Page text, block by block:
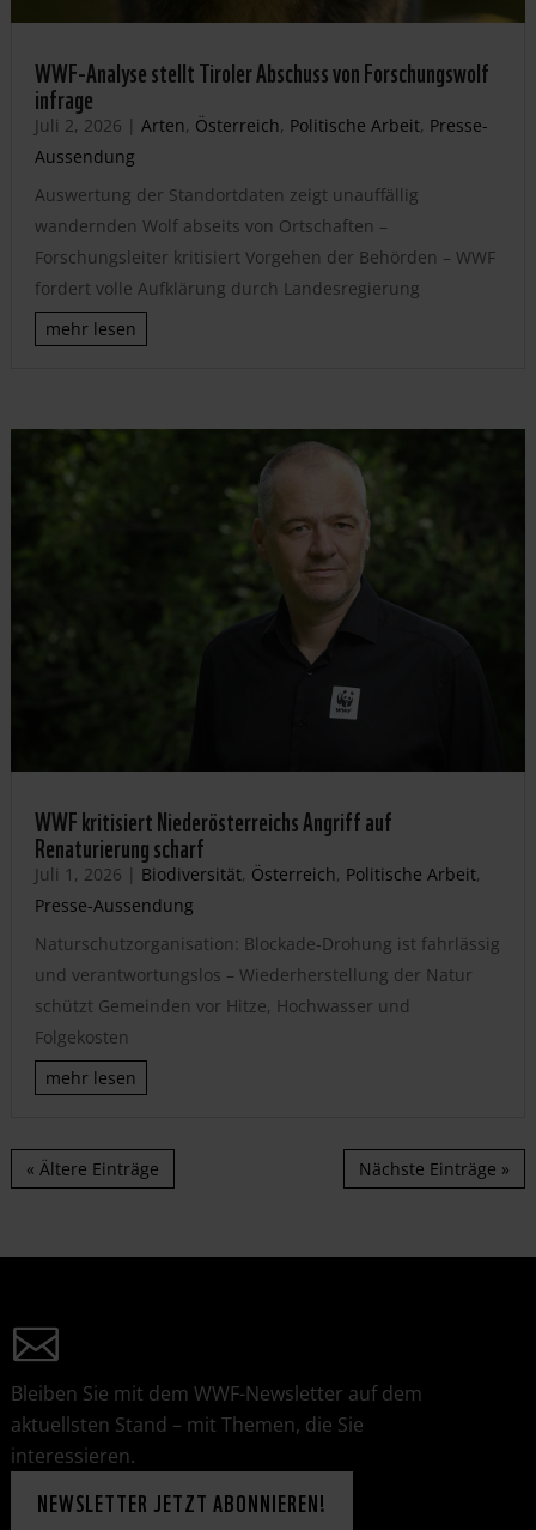
WWF-Analyse stellt Tiroler Abschuss von Forschungswolf
infrage
Juli 2, 2026 | Arten, Österreich, Politische Arbeit, Presse-
Aussendung
Auswertung der Standortdaten zeigt unauffällig
wandernden Wolf abseits von Ortschaften –
Forschungsleiter kritisiert Vorgehen der Behörden – WWF
fordert volle Aufklärung durch Landesregierung
mehr lesen
WWF kritisiert Niederösterreichs Angriff auf
Renaturierung scharf
Juli 1, 2026 | Biodiversität, Österreich, Politische Arbeit,
Presse-Aussendung
Naturschutzorganisation: Blockade-Drohung ist fahrlässig
und verantwortungslos – Wiederherstellung der Natur
schützt Gemeinden vor Hitze, Hochwasser und
Folgekosten
mehr lesen
« Ältere Einträge Nächste Einträge »
Bleiben Sie mit dem WWF-Newsletter auf dem
aktuellsten Stand – mit Themen, die Sie
interessieren.
NEWSLETTER JETZT ABONNIEREN!